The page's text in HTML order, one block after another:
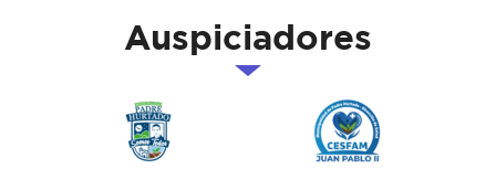
Auspiciadores